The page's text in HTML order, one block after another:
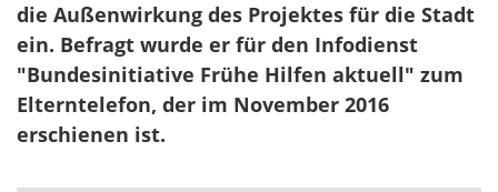
die Außenwirkung des Projektes für die Stadt
ein. Befragt wurde er für den Infodienst
"Bundesinitiative Frühe Hilfen aktuell" zum
Elterntelefon, der im November 2016
erschienen ist.